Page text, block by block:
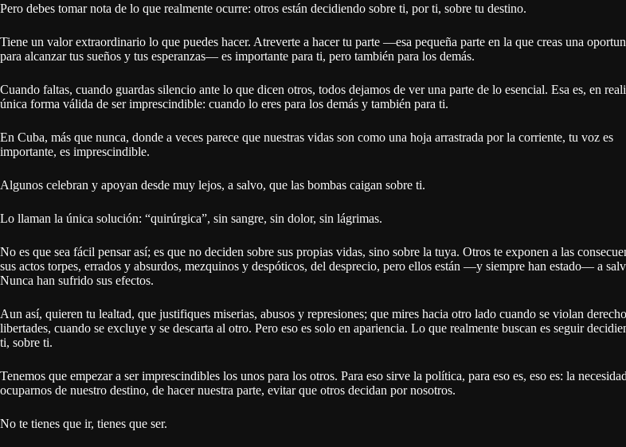
Pero debes tomar nota de lo que realmente ocurre: otros están decidiendo sobre ti, por ti, sobre tu destino.
Tiene un valor extraordinario lo que puedes hacer. Atreverte a hacer tu parte —esa pequeña parte en la que creas una
para alcanzar tus sueños y tus esperanzas— es importante para ti, pero también para los demás.
Cuando faltas, cuando guardas silencio ante lo que dicen otros, todos dejamos de ver una parte de lo esencial. Esa es, en
única forma válida de ser imprescindible: cuando lo eres para los demás y también para ti.
En Cuba, más que nunca, donde a veces parece que nuestras vidas son como una hoja arrastrada por la corriente, tu voz es
importante, es imprescindible.
Algunos celebran y apoyan desde muy lejos, a salvo, que las bombas caigan sobre ti.
Lo llaman la única solución: “quirúrgica”, sin sangre, sin dolor, sin lágrimas.
No es que sea fácil pensar así; es que no deciden sobre sus propias vidas, sino sobre la tuya. Otros te exponen a las
sus actos torpes, errados y absurdos, mezquinos y despóticos, del desprecio, pero ellos están —y siempre han estado— a
Nunca han sufrido sus efectos.
Aun así, quieren tu lealtad, que justifiques miserias, abusos y represiones; que mires hacia otro lado cuando se violan
libertades, cuando se excluye y se descarta al otro. Pero eso es solo en apariencia. Lo que realmente buscan es seguir
ti, sobre ti.
Tenemos que empezar a ser imprescindibles los unos para los otros. Para eso sirve la política, para eso es, eso es: la
ocuparnos de nuestro destino, de hacer nuestra parte, evitar que otros decidan por nosotros.
No te tienes que ir, tienes que ser.